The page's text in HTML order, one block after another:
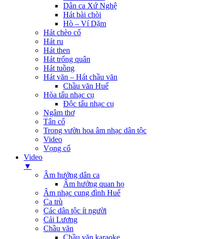
Dân ca Xứ Nghệ
Hát bài chòi
Hò – Ví Dặm
Hát chèo cổ
Hát ru
Hát then
Hát trống quân
Hát tuồng
Hát văn – Hát chầu văn
Chầu văn Huế
Hòa tấu nhạc cụ
Độc tấu nhạc cụ
Ngâm thơ
Tân cổ
Trong vườn hoa âm nhạc dân tộc
Video
Vọng cổ
Video
▼
Âm hưởng dân ca
Âm hưởng quan họ
Âm nhạc cung đình Huế
Ca trù
Các dân tộc ít người
Cải Lương
Chầu văn
Chầu văn karaoke